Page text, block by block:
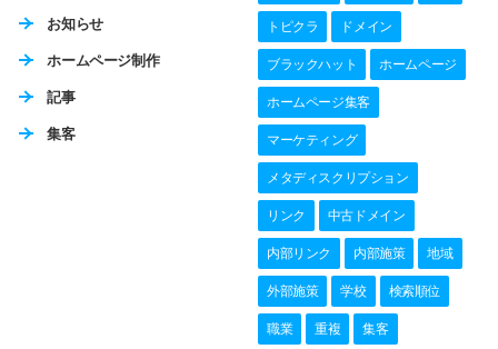
お知らせ
ホームページ制作
記事
集客
トピクラ ドメイン
ブラックハット ホームページ
ホームページ集客
マーケティング
メタディスクリプション
リンク 中古ドメイン
内部リンク 内部施策 地域
外部施策 学校 検索順位
職業 重複 集客